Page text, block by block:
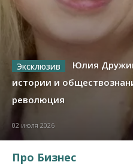
Юлия
истории и
революция
02 июля 2026
Про Бизнес